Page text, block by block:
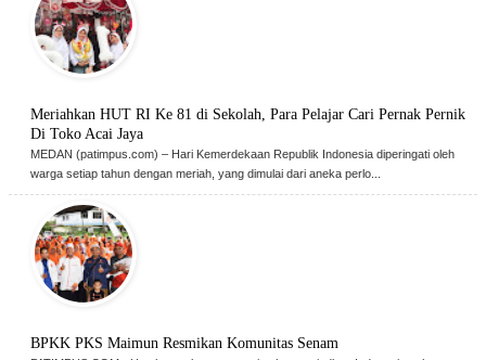
Meriahkan HUT RI Ke 81 di Sekolah, Para Pelajar Cari Pernak Pernik
Di Toko Acai Jaya
MEDAN (patimpus.com) – Hari Kemerdekaan Republik Indonesia diperingati oleh
warga setiap tahun dengan meriah, yang dimulai dari aneka perlo...
BPKK PKS Maimun Resmikan Komunitas Senam